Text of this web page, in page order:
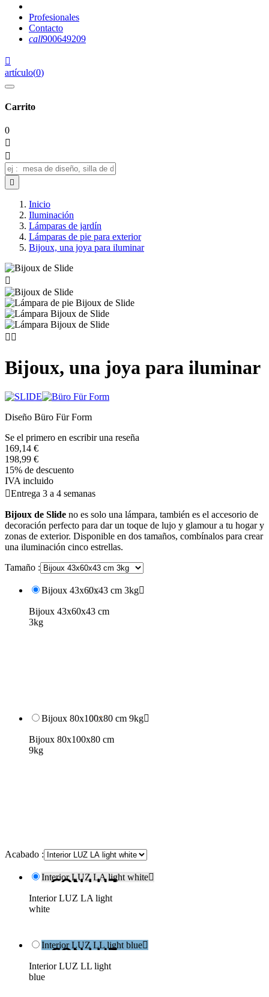
Profesionales
Contacto
call900649209

artículo(0)
Carrito
0



Inicio
Iluminación
Lámparas de jardín
Lámparas de pie para exterior
Bijoux, una joya para iluminar

 
Bijoux, una joya para iluminar
Diseño Büro Für Form
Se el primero en escribir una reseña
169,14 €
198,99 €
15% de descuento
IVA incluido
Entrega 3 a 4 semanas
Bijoux de Slide no es solo una lámpara, también es el accesorio de
decoración perfecto para dar un toque de lujo y glamour a tu hogar y
zonas de exterior. Disponible en dos tamaños, combínalos para crear
una iluminación cinco estrellas.
Tamaño :
Bijoux 43x60x43 cm 3kg
Bijoux 43x60x43 cm
3kg
Bijoux 80x100x80 cm 9kg
Bijoux 80x100x80 cm
9kg
Acabado :
Interior LUZ LA light white
Interior LUZ LA light
white
Interior LUZ LL light blue
Interior LUZ LL light
blue